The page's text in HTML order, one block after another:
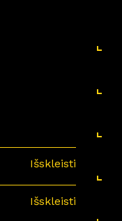
Išskleisti
Išskleisti